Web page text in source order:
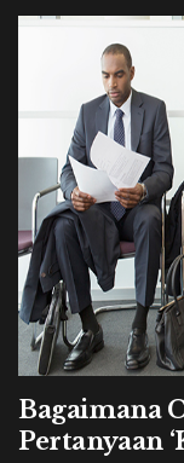
Bagaimana
Pertanyaan